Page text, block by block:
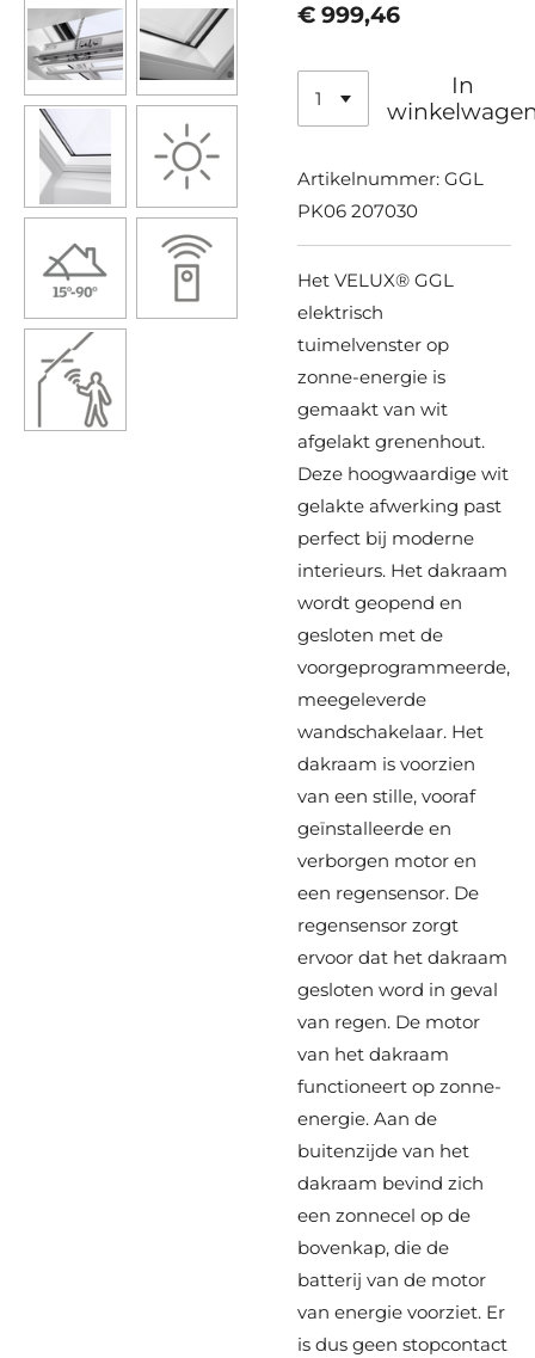
€ 999,46
In
Artikelnummer: GGL
PK06 207030
Het VELUX® GGL
elektrisch
tuimelvenster op
zonne-energie is
gemaakt van wit
afgelakt grenenhout.
Deze hoogwaardige wit
gelakte afwerking past
perfect bij moderne
interieurs. Het dakraam
wordt geopend en
gesloten met de
voorgeprogrammeerde,
meegeleverde
wandschakelaar. Het
dakraam is voorzien
van een stille, vooraf
geïnstalleerde en
verborgen motor en
een regensensor. De
regensensor zorgt
ervoor dat het dakraam
gesloten word in geval
van regen. De motor
van het dakraam
functioneert op zonne-
energie. Aan de
buitenzijde van het
dakraam bevind zich
een zonnecel op de
bovenkap, die de
batterij van de motor
van energie voorziet. Er
is dus geen stopcontact